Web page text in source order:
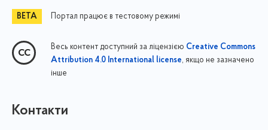
Портал працює в тестовому режимі
Весь контент доступний за ліцензією Creative Commons
Attribution 4.0 International license, якщо не зазначено
інше
Контакти